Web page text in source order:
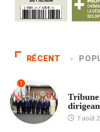
RÉCENT
1
Tribune
7 août